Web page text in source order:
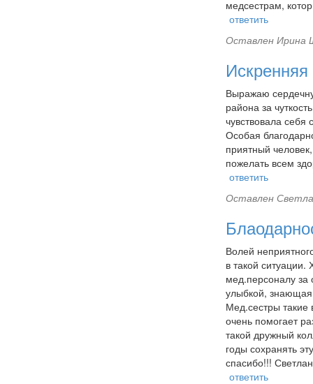
медсестрам,
ответить
Оставлен Ирина
Выражаю
района за
чувствовала
Особая
приятный
пожелать всем
ответить
Оставлен
Волей
в такой
мед.персоналу за
улыбкой,
Мед.сестры такие
очень помогает
такой дружный
годы сохранять
спасибо!!!
ответить